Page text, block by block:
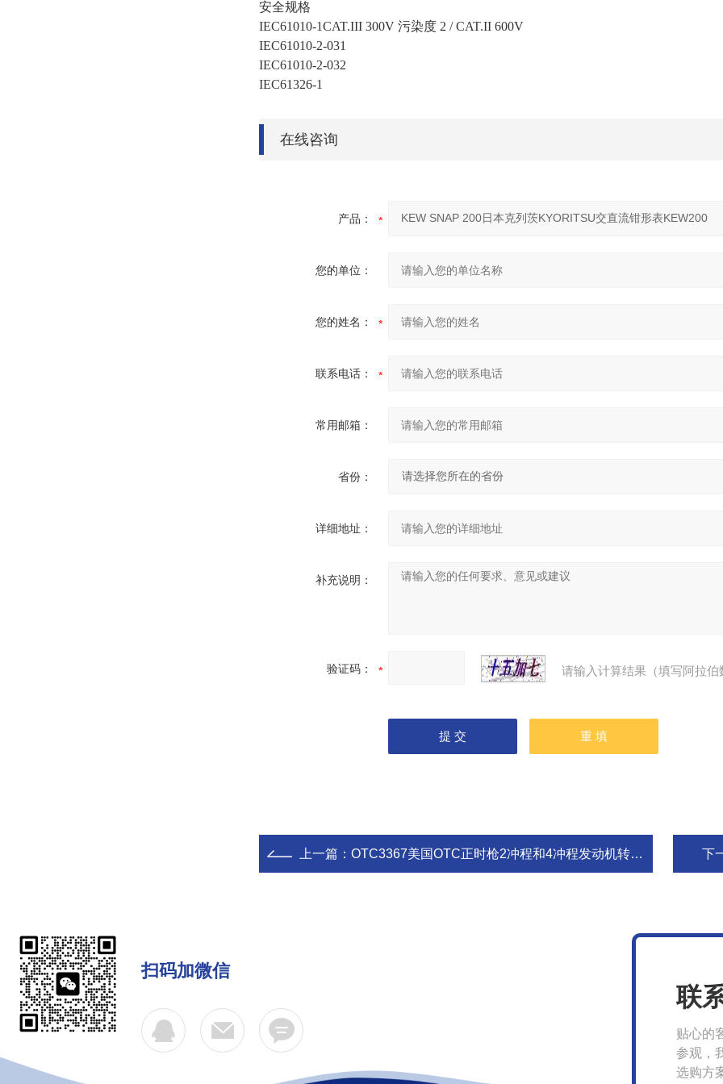
安全规格
IEC61010-1CAT.III 300V 污染度 2 / CAT.II 600V
IEC61010-2-031
IEC61010-2-032
IEC61326-1
在线咨询
产品：
您的单位：
您的姓名：
联系电话：
常用邮箱：
省份：
详细地址：
补充说明：
验证码： 请输入计算结果（填写阿拉
上一篇： OTC3367美国OTC正时枪2冲程和4冲程发动机转速点火提前角 下
扫码加微信
联
贴心的
参观，
选购方